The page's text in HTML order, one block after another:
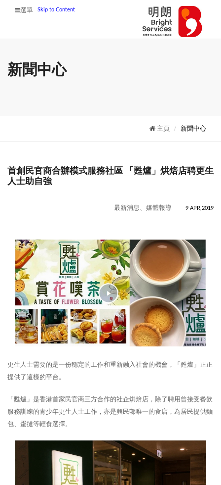
選單 Skip to Content
新聞中心
主頁 新聞中心
首創民官商合辦模式服務社區 「甦爐」烘焙店聘更生
人士助自強
最新消息、媒體報導 9 APR,2019
更生人士需要的是一份穩定的工作和重新融入社會的機會，「甦爐」正正
提供了這樣的平台。
「甦爐」是香港首家民官商三方合作的社企烘焙店，除了聘用曾接受餐飲
服務訓練的青少年更生人士工作，亦是興民邨唯一的食店，為居民提供麵
包、蛋撻等輕食選擇。